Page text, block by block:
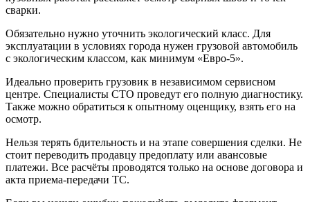
сварки.
Обязательно нужно уточнить экологический класс. Для
эксплуатации в условиях города нужен грузовой автомобиль
с экологическим классом, как минимум «Евро-5».
Идеально проверить грузовик в независимом сервисном
центре. Специалисты СТО проведут его полную диагностику.
Также можно обратиться к опытному оценщику, взять его на
осмотр.
Нельзя терять бдительность и на этапе совершения сделки. Не
стоит переводить продавцу предоплату или авансовые
платежи. Все расчёты проводятся только на основе договора и
акта приема-передачи ТС.